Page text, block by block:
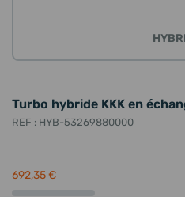
Turbo hybride KKK en
REF : HYB-53269880000
692,35 €